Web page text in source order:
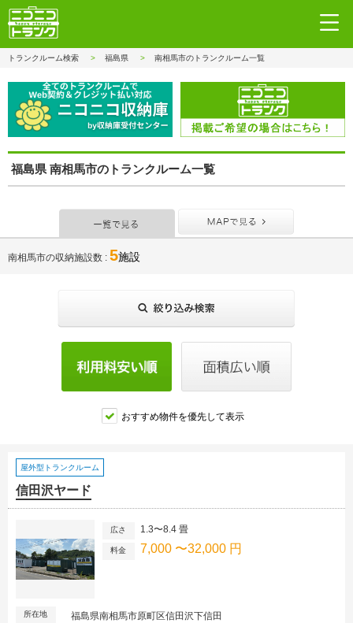
トランクルーム検索 福島県 南相馬市のトランクルーム一覧
福島県 南相馬市のトランクルーム一覧
南相馬市の収納施設数 5施設
おすすめ物件を優先して表示
屋外型トランクルーム
信田沢ヤード
広さ 1.3〜8.4 畳
料金 7,000 〜32,000 円
所在地 福島県南相馬市原町区信田沢下信田